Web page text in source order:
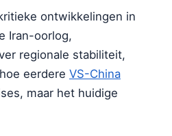
ontwikkelingen in
Iran-oorlog,
regionale stabiliteit,
eerdere VS-China
maar het huidige